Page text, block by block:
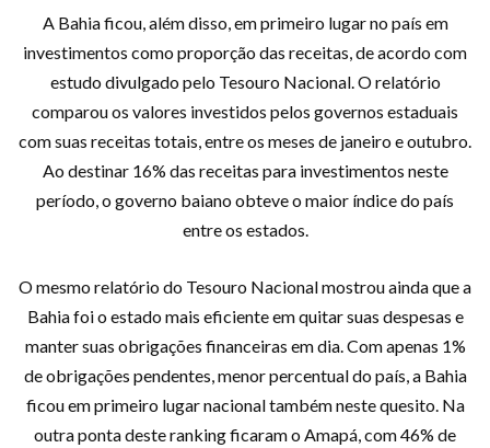
A Bahia ficou, além disso, em primeiro lugar no país em
investimentos como proporção das receitas, de acordo com
estudo divulgado pelo Tesouro Nacional. O relatório
comparou os valores investidos pelos governos estaduais
com suas receitas totais, entre os meses de janeiro e outubro.
Ao destinar 16% das receitas para investimentos neste
período, o governo baiano obteve o maior índice do país
entre os estados.
O mesmo relatório do Tesouro Nacional mostrou ainda que a
Bahia foi o estado mais eficiente em quitar suas despesas e
manter suas obrigações financeiras em dia. Com apenas 1%
de obrigações pendentes, menor percentual do país, a Bahia
ficou em primeiro lugar nacional também neste quesito. Na
outra ponta deste ranking ficaram o Amapá, com 46% de